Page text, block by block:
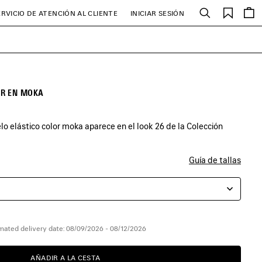
DE ATENCIÓN AL CLIENTE INICIAR SESIÓN Buscar
EN MOKA
elástico color moka aparece en el look 26 de la Colección
Guía de tallas
delivery date: 08/09/2026 - 08/12/2026
AÑADIR A LA CESTA